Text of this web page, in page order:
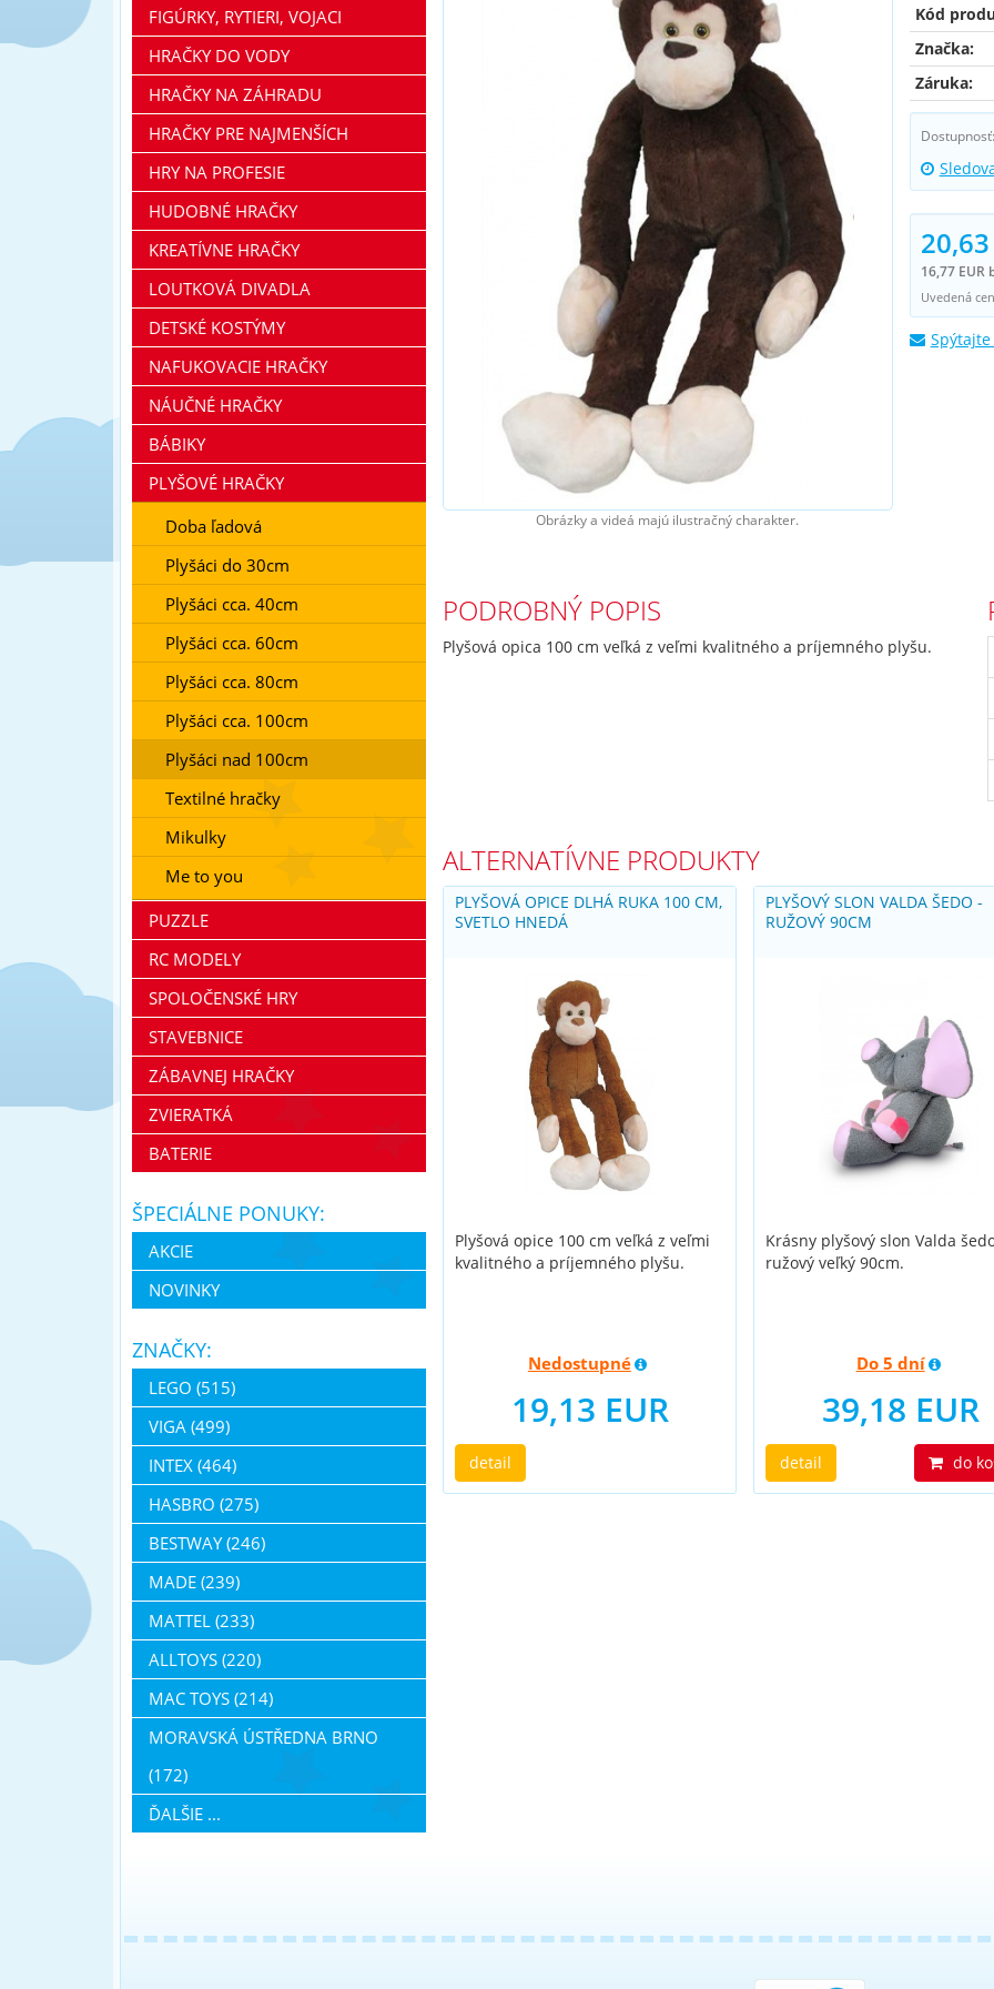
Obrázky a videá majú ilustračný charakter.
Kód
Značka:
Záruka:
Dostupnosť:
20,63
16,77 EUR
Uvedená
PODROBNÝ POPIS
Plyšová opica 100 cm veľká z veľmi kvalitného a príjemného plyšu.
ALTERNATÍVNE PRODUKTY
PLYŠOVÁ OPICE DLHÁ RUKA 100 CM,
SVETLO HNEDÁ
Plyšová opice 100 cm veľká z veľmi
kvalitného a príjemného plyšu.
Nedostupné
19,13 EUR
detail
PLYŠOVÝ SLON VALDA ŠEDO -
RUŽOVÝ 90CM
Krásny plyšový slon Valda
ružový veľký 90cm.
Do 5 dní
39,18 EUR
detail do
FIGÚRKY, RYTIERI, VOJACI
HRAČKY DO VODY
HRAČKY NA ZÁHRADU
HRAČKY PRE NAJMENŠÍCH
HRY NA PROFESIE
HUDOBNÉ HRAČKY
KREATÍVNE HRAČKY
LOUTKOVÁ DIVADLA
DETSKÉ KOSTÝMY
NAFUKOVACIE HRAČKY
NÁUČNÉ HRAČKY
BÁBIKY
PLYŠOVÉ HRAČKY
Doba ľadová
Plyšáci do 30cm
Plyšáci cca. 40cm
Plyšáci cca. 60cm
Plyšáci cca. 80cm
Plyšáci cca. 100cm
Plyšáci nad 100cm
Textilné hračky
Mikulky
Me to you
PUZZLE
RC MODELY
SPOLOČENSKÉ HRY
STAVEBNICE
ZÁBAVNEJ HRAČKY
ZVIERATKÁ
BATERIE
ŠPECIÁLNE PONUKY:
AKCIE
NOVINKY
ZNAČKY:
LEGO (515)
VIGA (499)
INTEX (464)
HASBRO (275)
BESTWAY (246)
MADE (239)
MATTEL (233)
ALLTOYS (220)
MAC TOYS (214)
MORAVSKÁ ÚSTŘEDNA BRNO
(172)
ĎALŠIE ...